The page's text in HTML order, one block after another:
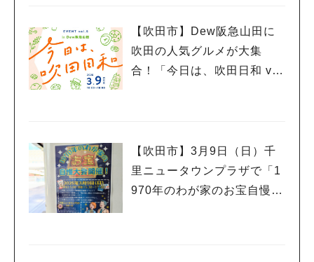
【吹田市】Dew阪急山田に
吹田の人気グルメが大集
合！「今日は、吹田日和 vo
【吹田市】3月9日（日）千
里ニュータウンプラザで「1
970年のわが家のお宝自慢大